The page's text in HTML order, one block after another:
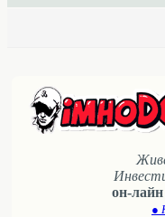
он-лайн
●